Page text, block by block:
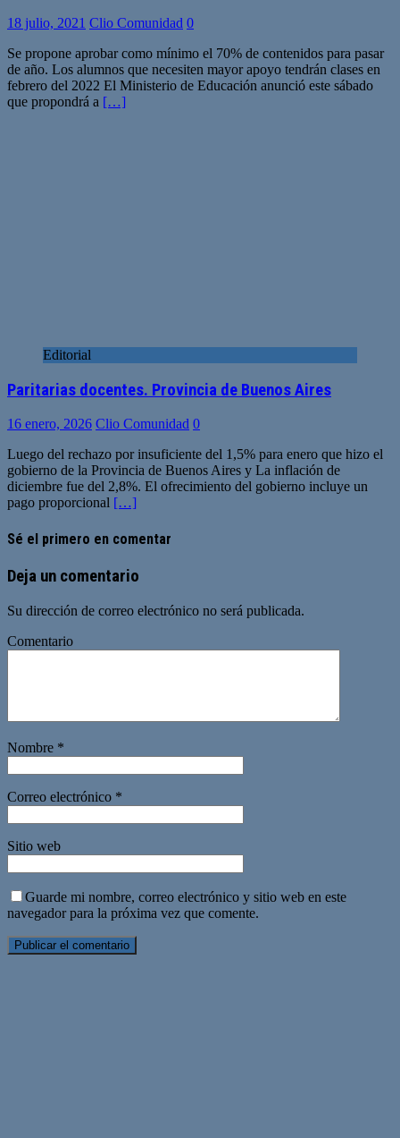
18 julio, 2021 Clio Comunidad 0
Se propone aprobar como mínimo el 70% de contenidos para pasar
de año. Los alumnos que necesiten mayor apoyo tendrán clases en
febrero del 2022 El Ministerio de Educación anunció este sábado
que propondrá a […]
Editorial
Paritarias docentes. Provincia de Buenos Aires
16 enero, 2026 Clio Comunidad 0
Luego del rechazo por insuficiente del 1,5% para enero que hizo el
gobierno de la Provincia de Buenos Aires y La inflación de
diciembre fue del 2,8%. El ofrecimiento del gobierno incluye un
pago proporcional […]
Sé el primero en comentar
Deja un comentario
Su dirección de correo electrónico no será publicada.
Comentario
Nombre *
Correo electrónico *
Sitio web
Guarde mi nombre, correo electrónico y sitio web en este
navegador para la próxima vez que comente.